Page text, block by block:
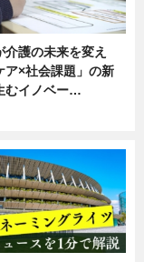
介護の未来を変え
ア×社会課題」の新
むイノベー…